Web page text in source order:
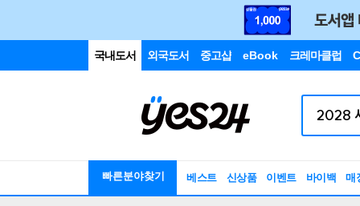
국내도서 외국도서 중고샵 eBook 크레마클럽
빠른분야찾기 베스트 신상품 이벤트 바이백 매